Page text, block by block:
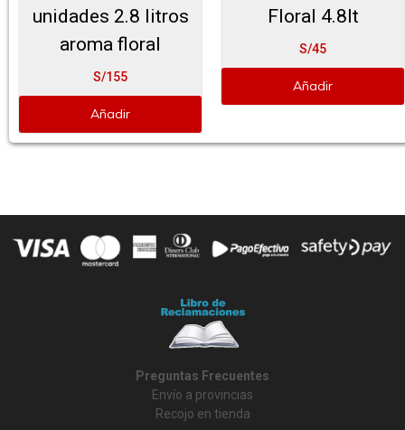
unidades 2.8 litros
aroma floral
S/155
Añadir
Floral 4.8lt
S/45
Añadir
Preguntas Frecuentes
Envío a provincias
Recojo en tienda